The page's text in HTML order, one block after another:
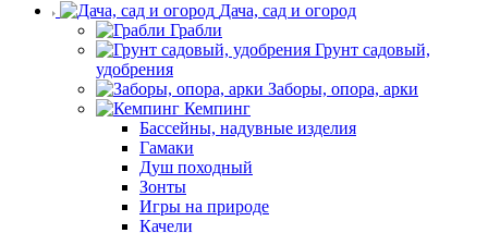
Дача, сад и огород
Грабли
Грунт садовый,
удобрения
Заборы, опора, арки
Кемпинг
Бассейны, надувные изделия
Гамаки
Душ походный
Зонты
Игры на природе
Качели